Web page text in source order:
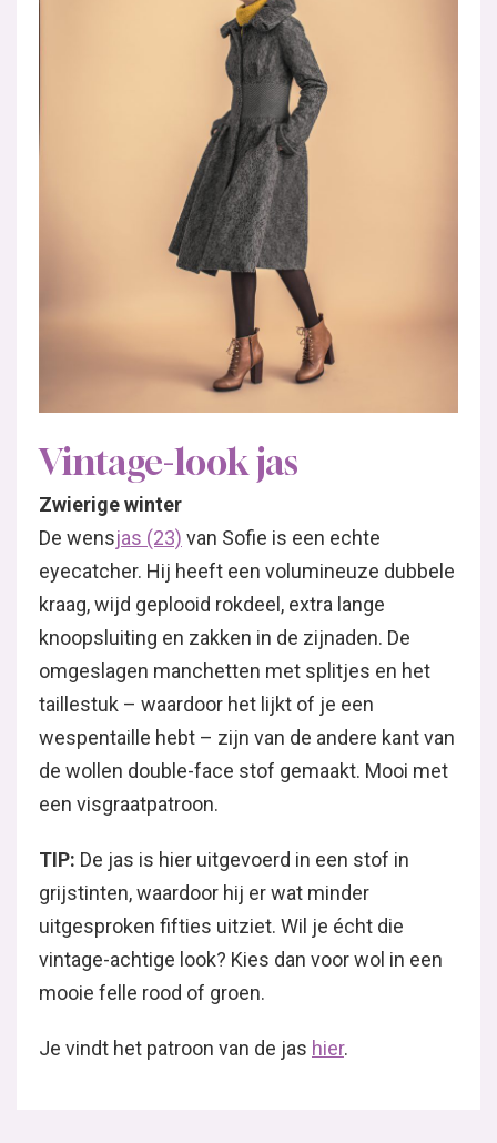
Vintage-look jas
Zwierige winter
De wensjas (23) van Sofie is een echte
eyecatcher. Hij heeft een volumineuze dubbele
kraag, wijd geplooid rokdeel, extra lange
knoopsluiting en zakken in de zijnaden. De
omgeslagen manchetten met splitjes en het
taillestuk – waardoor het lijkt of je een
wespentaille hebt – zijn van de andere kant van
de wollen double-face stof gemaakt. Mooi met
een visgraatpatroon.
TIP: De jas is hier uitgevoerd in een stof in
grijstinten, waardoor hij er wat minder
uitgesproken fifties uitziet. Wil je écht die
vintage-achtige look? Kies dan voor wol in een
mooie felle rood of groen.
Je vindt het patroon van de jas hier.